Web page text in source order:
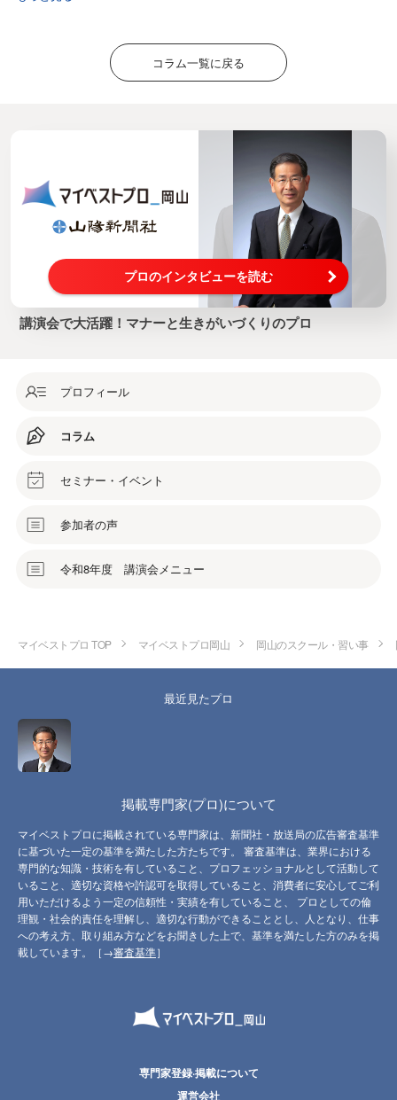
コラム一覧に戻る
プロのインタビューを読む
講演会で大活躍！マナーと生きがいづくりのプロ
プロフィール
コラム
セミナー・イベント
参加者の声
令和8年度 講演会メニュー
マイベストプロ TOP マイベストプロ岡山 岡山のスクール・習い事
最近見たプロ
掲載専門家(プロ)について
マイベストプロに掲載されている専門家は、新聞社・放送局の広告審査基準
に基づいた一定の基準を満たした方たちです。 審査基準は、業界における
専門的な知識・技術を有していること、プロフェッショナルとして活動して
いること、適切な資格や許認可を取得していること、消費者に安心してご利
用いただけるよう一定の信頼性・実績を有していること、 プロとしての倫
理観・社会的責任を理解し、適切な行動ができることとし、人となり、仕事
への考え方、取り組み方などをお聞きした上で、基準を満たした方のみを掲
載しています。［→審査基準］
専門家登録·掲載について
運営会社